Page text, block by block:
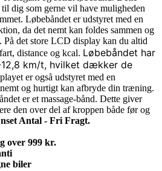
dig som gerne vil have muligheden
Løbebåndet er udstyret med en
da det nemt kan foldes sammen og
det store LCD display kan du altid
distance og kcal. Løbebåndet har
km/t, hvilket dækker de
er også udstyret med en
og hurtigt kan afbryde din træning.
er et massage-bånd. Dette giver
den over del af kroppen både før og
Antal - Fri Fragt.
over 999 kr.
biler